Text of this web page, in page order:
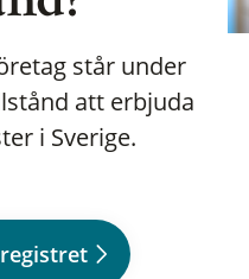
står under
att erbjuda
i Sverige.